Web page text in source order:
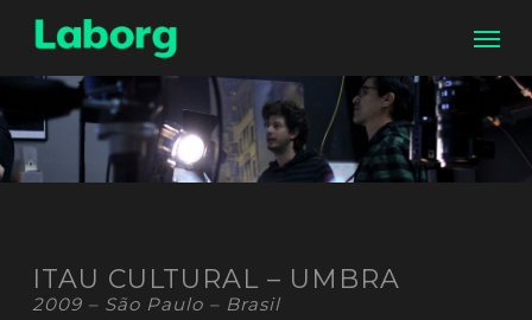
main
content
ITAU CULTURAL – UMBRA
2009 – São Paulo – Brasil